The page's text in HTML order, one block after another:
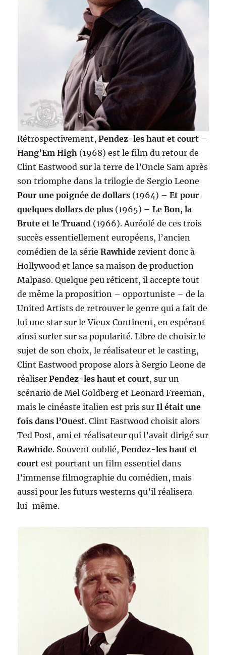
Rétrospectivement,Pendez-les haut et court –
Hang’Em High (1968) est le film du retour de
Clint Eastwood sur la terre de l’Oncle Sam après
son triomphe dans la trilogie de Sergio Leone
Pour une poignée de dollars (1964) –Et pour
quelques dollars de plus (1965) –Le Bon, la
Brute et le Truand (1966). Auréolé de ces trois
succès essentiellement européens, l’ancien
comédien de la sérieRawhide revient donc à
Hollywood et lance sa maison de production
Malpaso. Quelque peu réticent, il accepte tout
de même la proposition – opportuniste – de la
United Artists de retrouver le genre qui a fait de
lui une star sur le Vieux Continent, en espérant
ainsi surfer sur sa popularité. Libre de choisir le
sujet de son choix, le réalisateur et le casting,
Clint Eastwood propose alors à Sergio Leone de
réaliserPendez-les haut et court, sur un
scénario de Mel Goldberg et Leonard Freeman,
mais le cinéaste italien est pris surIl était une
fois dans l’Ouest. Clint Eastwood choisit alors
Ted Post, ami et réalisateur qui l’avait dirigé sur
Rawhide. Souvent oublié,Pendez-les haut et
court est pourtant un film essentiel dans
l’immense filmographie du comédien, mais
aussi pour les futurs westerns qu’il réalisera
lui-même.